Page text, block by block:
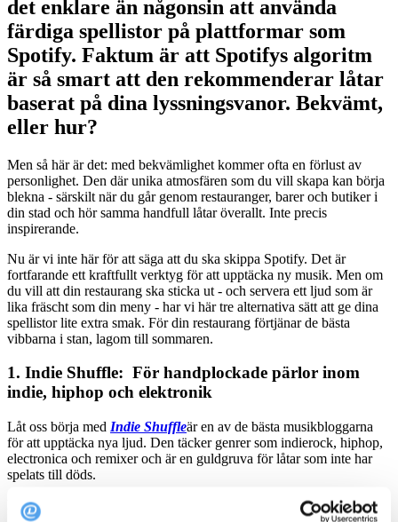
det enklare än någonsin att använda
färdiga spellistor på plattformar som
Spotify. Faktum är att Spotifys algoritm
är så smart att den rekommenderar låtar
baserat på dina lyssningsvanor. Bekvämt,
eller hur?
Men så här är det: med bekvämlighet kommer ofta en förlust av
personlighet. Den där unika atmosfären som du vill skapa kan börja
blekna - särskilt när du går genom restauranger, barer och butiker i
din stad och hör samma handfull låtar överallt. Inte precis
inspirerande.
Nu är vi inte här för att säga att du ska skippa Spotify. Det är
fortfarande ett kraftfullt verktyg för att upptäcka ny musik. Men om
du vill att din restaurang ska sticka ut - och servera ett ljud som är
lika fräscht som din meny - har vi här tre alternativa sätt att ge dina
spellistor lite extra smak. För din restaurang förtjänar de bästa
vibbarna i stan, lagom till sommaren.
1. Indie Shuffle: För handplockade pärlor inom
indie, hiphop och elektronik
Låt oss börja med Indie Shuffleär en av de bästa musikbloggarna
för att upptäcka nya ljud. Den täcker genrer som indierock, hiphop,
electronica och remixer och är en guldgruva för låtar som inte har
spelats till döds.
Bloggen innehåller korta recensioner av varje låt - något som dina